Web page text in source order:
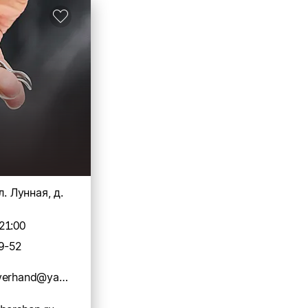
Лунная, д.
52
barbershopoverhand@yandex.ru